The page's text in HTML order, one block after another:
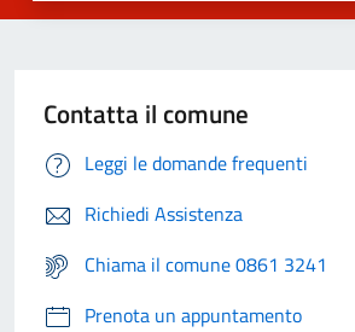
Contatta il comune
Leggi le domande frequenti
Richiedi Assistenza
Chiama il comune 0861 3241
Prenota un appuntamento